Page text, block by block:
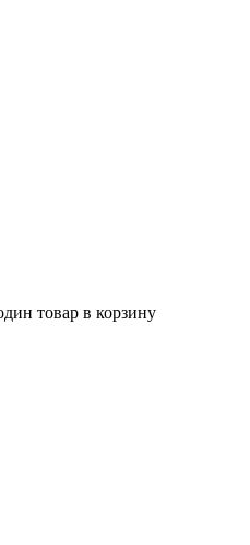
товар в корзину